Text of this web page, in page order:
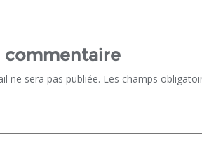
commentaire
ne sera pas publiée. Les champs